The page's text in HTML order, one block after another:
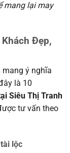
mang lại may
Đẹp,
ý nghĩa
là 10
Siêu Thị Tranh
tư vấn theo
lộc